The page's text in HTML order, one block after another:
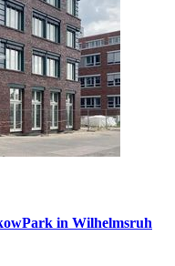
in Wilhelmsruh